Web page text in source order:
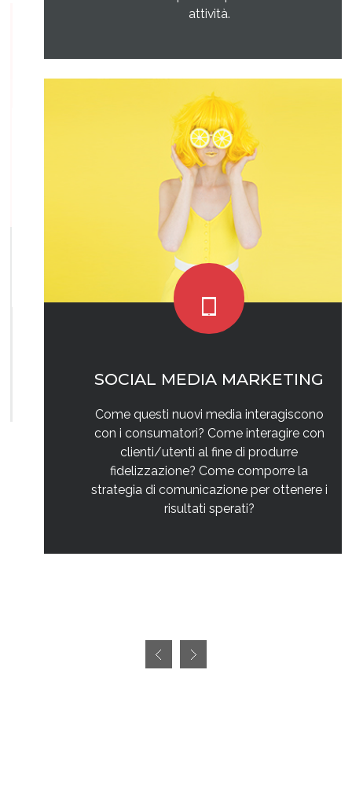
attività.
SOCIAL MEDIA MARKETING
Come questi nuovi media interagiscono
con i consumatori? Come interagire con
clienti/utenti al fine di produrre
fidelizzazione? Come comporre la
strategia di comunicazione per ottenere i
risultati sperati?